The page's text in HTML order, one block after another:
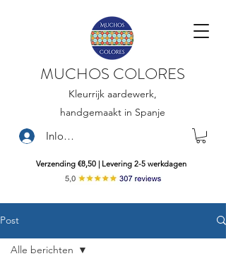
MUCHOS COLORES
Kleurrijk aardewerk,
handgemaakt in Spanje
Verzending €8,50 | Levering 2-5 werkdagen
Inloggen
Post
Alle berichten